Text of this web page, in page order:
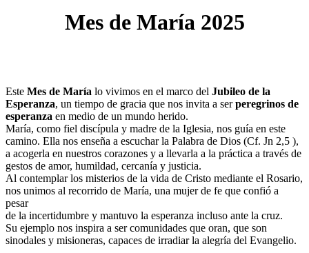
Mes de María 2025
Este Mes de María lo vivimos en el marco del Jubileo de la
Esperanza, un tiempo de gracia que nos invita a serperegrinos de
esperanza en medio de un mundo herido.
María, como fiel discípula y madre de la Iglesia, nos guía en este
camino. Ella nos enseña a escuchar la Palabra de Dios (Cf. Jn 2,5 ),
a acogerla en nuestros corazones y a llevarla a la práctica a través de
gestos de amor, humildad, cercanía y justicia.
Al contemplar los misterios de la vida de Cristo mediante el Rosario,
nos unimos al recorrido de María, una mujer de fe que confió a
pesar
de la incertidumbre y mantuvo la esperanza incluso ante la cruz.
Su ejemplo nos inspira a ser comunidades que oran, que son
sinodales y misioneras, capaces de irradiar la alegría del Evangelio.